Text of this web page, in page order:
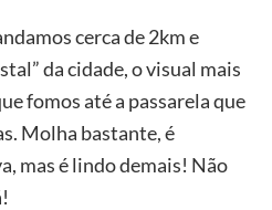
cerca de 2km e
da cidade, o visual mais
fomos até a passarela que
Molha bastante, é
mas é lindo demais! Não